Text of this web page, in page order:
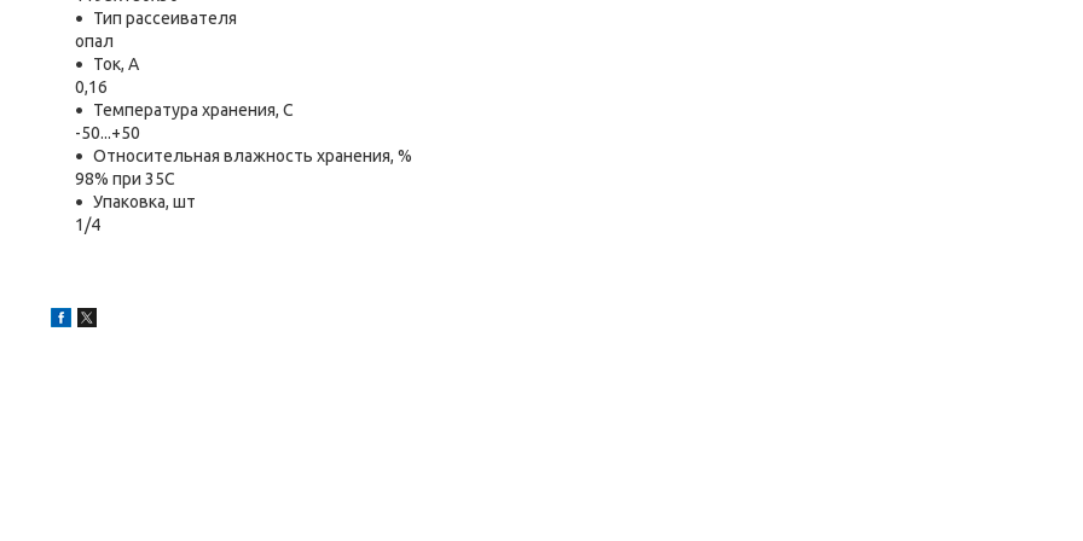
Тип рассеивателя
опал
Ток, А
0,16
Температура хранения, C
-50...+50
Относительная влажность хранения, %
98% при 35С
Упаковка, шт
1/4